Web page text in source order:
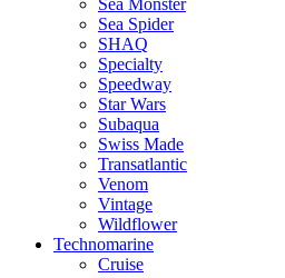
Sea Monster
Sea Spider
SHAQ
Specialty
Speedway
Star Wars
Subaqua
Swiss Made
Transatlantic
Venom
Vintage
Wildflower
Technomarine
Cruise